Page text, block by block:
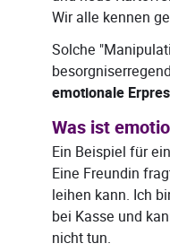
Wir alle kennen
Solche
emotionale
Was ist
Ein Beispiel für
Eine Freundin
leihen kann. Ich
bei Kasse und
nicht tun.